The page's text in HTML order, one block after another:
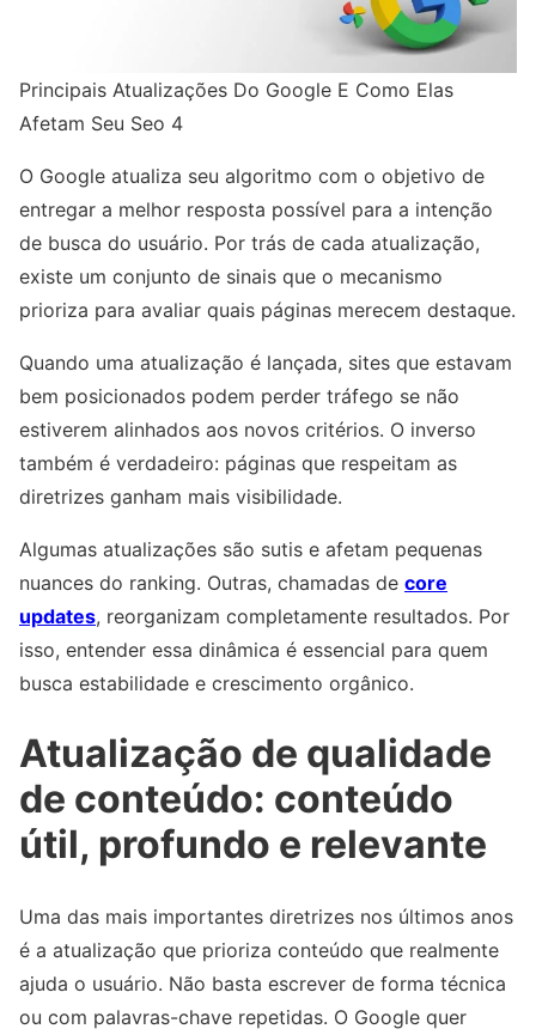
Principais Atualizações Do Google E Como Elas
Afetam Seu Seo 4
O Google atualiza seu algoritmo com o objetivo de
entregar a melhor resposta possível para a intenção
de busca do usuário. Por trás de cada atualização,
existe um conjunto de sinais que o mecanismo
prioriza para avaliar quais páginas merecem destaque.
Quando uma atualização é lançada, sites que estavam
bem posicionados podem perder tráfego se não
estiverem alinhados aos novos critérios. O inverso
também é verdadeiro: páginas que respeitam as
diretrizes ganham mais visibilidade.
Algumas atualizações são sutis e afetam pequenas
nuances do ranking. Outras, chamadas de core
updates, reorganizam completamente resultados. Por
isso, entender essa dinâmica é essencial para quem
busca estabilidade e crescimento orgânico.
Atualização de qualidade
de conteúdo: conteúdo
útil, profundo e relevante
Uma das mais importantes diretrizes nos últimos anos
é a atualização que prioriza conteúdo que realmente
ajuda o usuário. Não basta escrever de forma técnica
ou com palavras-chave repetidas. O Google quer